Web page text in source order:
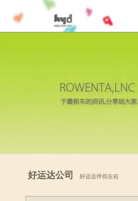
好运达公司 好运达伴你左右